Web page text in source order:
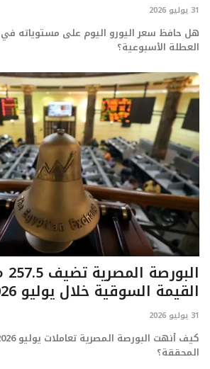
31 يوليو 2026
هل حافظ سعر اليورو اليوم على مستوياته في
العطلة الأسبوعية؟
القيمة السوقية خلال يوليو 2026 بنمو 7%
31 يوليو 2026
المحققة؟